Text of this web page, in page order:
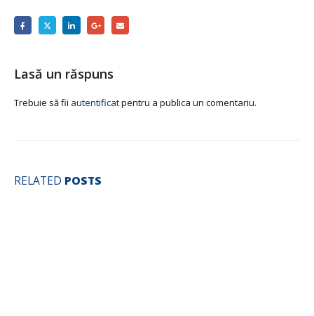
Lasă un răspuns
Trebuie să fii autentificatpentru a publica un comentariu.
RELATED POSTS